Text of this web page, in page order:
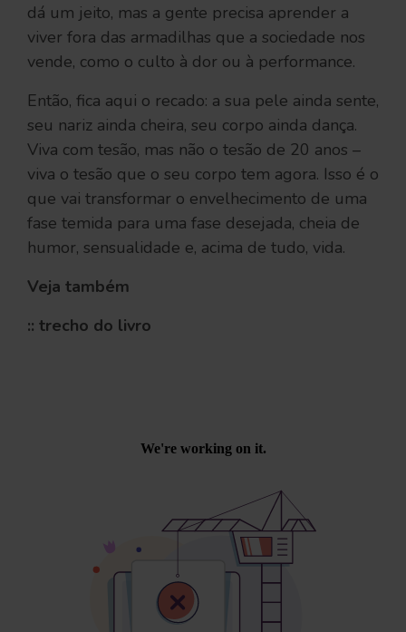
dá um jeito, mas a gente precisa aprender a
viver fora das armadilhas que a sociedade nos
vende, como o culto à dor ou à performance.
Então, fica aqui o recado: a sua pele ainda sente,
seu nariz ainda cheira, seu corpo ainda dança.
Viva com tesão, mas não o tesão de 20 anos –
viva o tesão que o seu corpo tem agora. Isso é o
que vai transformar o envelhecimento de uma
fase temida para uma fase desejada, cheia de
humor, sensualidade e, acima de tudo, vida.
Veja também
:: trecho do livro